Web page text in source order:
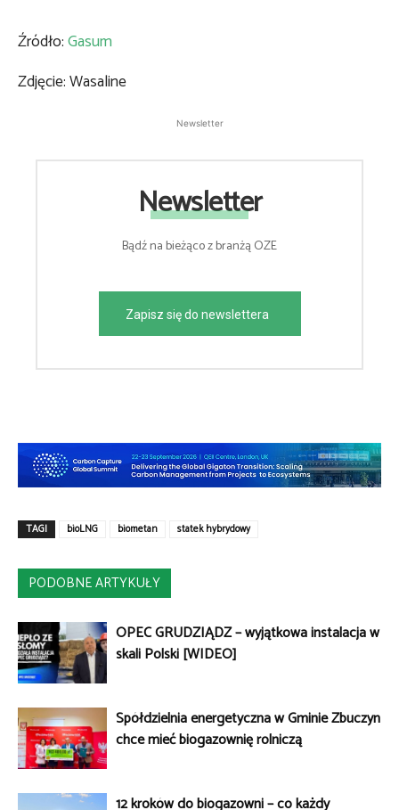
Źródło:Gasum
Zdjęcie: Wasaline
Newsletter
Newsletter
Bądź na bieżąco z branżą OZE
Zapisz się do newslettera
TAGI bioLNG biometan statek hybrydowy
PODOBNE ARTYKUŁY
OPEC GRUDZIĄDZ – wyjątkowa instalacja w
skali Polski [WIDEO]
Spółdzielnia energetyczna w Gminie Zbuczyn
chce mieć biogazownię rolniczą
12 kroków do biogazowni – co każdy